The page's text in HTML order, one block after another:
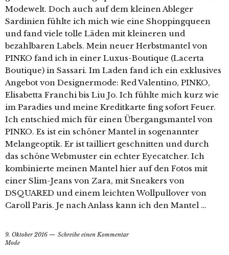
Modewelt. Doch auch auf dem kleinen Ableger
Sardinien fühlte ich mich wie eine Shoppingqueen
und fand viele tolle Läden mit kleineren und
bezahlbaren Labels. Mein neuer Herbstmantel von
PINKO fand ich in einer Luxus-Boutique (Lacerta
Boutique) in Sassari. Im Laden fand ich ein exklusives
Angebot von Designermode: Red Valentino, PINKO,
Elisabetta Franchi bis Liu Jo. Ich fühlte mich kurz wie
im Paradies und meine Kreditkarte fing sofort Feuer.
Ich entschied mich für einen Übergangsmantel von
PINKO. Es ist ein schöner Mantel in sogenannter
Melangeoptik. Er ist tailliert geschnitten und durch
das schöne Webmuster ein echter Eyecatcher. Ich
kombinierte meinen Mantel hier auf den Fotos mit
einer Slim-Jeans von Zara, mit Sneakers von
DSQUARED und einem leichten Wollpullover von
Caroll Paris. Je nach Anlass kann ich den Mantel …
9. Oktober 2016
Schreibe einen Kommentar
Mode